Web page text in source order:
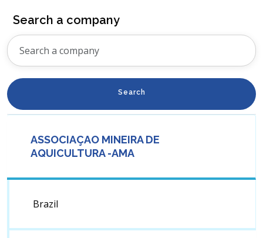
Search a company
Search
ASSOCIAÇAO MINEIRA DE
AQUICULTURA -AMA
Brazil